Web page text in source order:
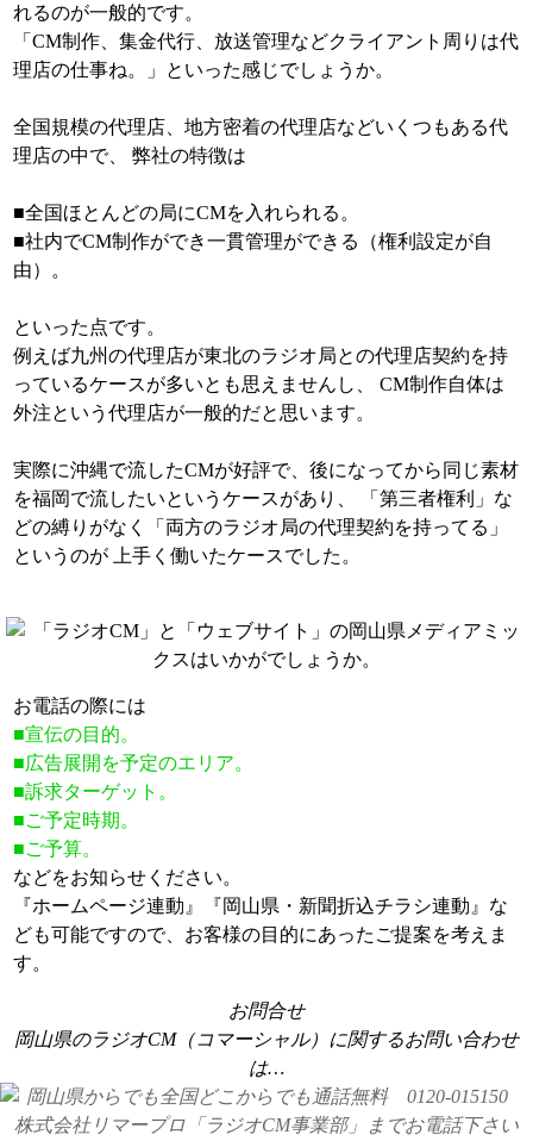
れるのが一般的です。
「CM制作、集金代行、放送管理などクライアント周りは代
理店の仕事ね。」といった感じでしょうか。
全国規模の代理店、地方密着の代理店などいくつもある代
理店の中で、 弊社の特徴は
■全国ほとんどの局にCMを入れられる。
■社内でCM制作ができ一貫管理ができる（権利設定が自
由）。
といった点です。
例えば九州の代理店が東北のラジオ局との代理店契約を持
っているケースが多いとも思えませんし、 CM制作自体は
外注という代理店が一般的だと思います。
実際に沖縄で流したCMが好評で、後になってから同じ素材
を福岡で流したいというケースがあり、 「第三者権利」な
どの縛りがなく「両方のラジオ局の代理契約を持ってる」
というのが 上手く働いたケースでした。
お電話の際には
■宣伝の目的。
■広告展開を予定のエリア。
■訴求ターゲット。
■ご予定時期。
■ご予算。
などをお知らせください。
『ホームページ連動』『岡山県・新聞折込チラシ連動』な
ども可能ですので、お客様の目的にあったご提案を考えま
す。
お問合せ
岡山県のラジオCM（コマーシャル）に関するお問い合わせ
は…